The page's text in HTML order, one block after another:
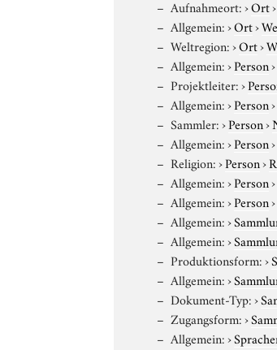
Aufnahmeort:›Ort
Allgemein:›Ort›
Weltregion:›Ort›
Allgemein:›Person
Projektleiter:›
Allgemein:›Person
Sammler:›Person›
Allgemein:›Person
Religion:›Person›
Allgemein:›Person
Allgemein:›Person
Allgemein:›
Allgemein:›
Produktionsform:›
Allgemein:›
Dokument-Typ:›
Zugangsform:›
Allgemein:›